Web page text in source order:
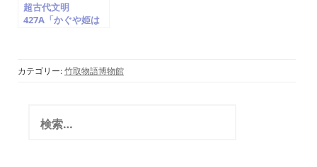
超古代文明
427A「かぐや姫は
《総集編》撮影班ド
会)2017.2.23
カテゴリー:竹取物語博物館